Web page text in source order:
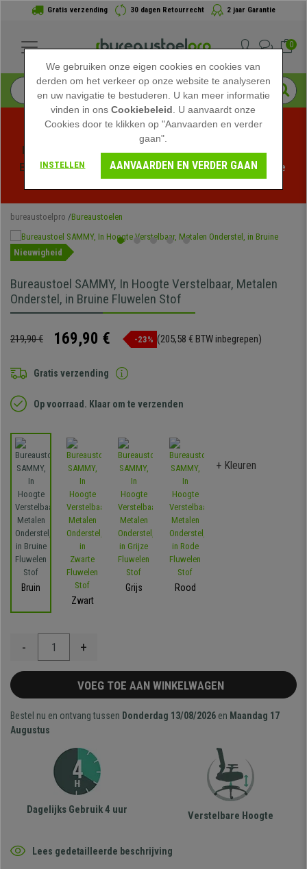
Gratis verzending 30 dagen Retourrecht 2 jaar Garantie
0
Profiteer van de Zomeruitverkoop bij bureaustoelpro!
Exclusieve kortingen voor een beperkte tijd - Bekijk de
bureaustoelpro Bureaustoelen
Nieuwigheid
Bureaustoel SAMMY, In Hoogte Verstelbaar, Metalen
Onderstel, in Bruine Fluwelen Stof
219,90 € 169,90 € -23% (205,58 € BTW inbegrepen)
Gratis verzending
Op voorraad. Klaar om te verzenden
Bruin
Zwart
Grijs Rood
+ Kleuren
- +
VOEG TOE AAN WINKELWAGEN
Bestel nu en ontvang tussen Donderdag 13/08/2026 en Maandag 17
Augustus
Dagelijks Gebruik 4 uur Verstelbare Hoogte
Lees gedetailleerde beschrijving
We gebruiken onze eigen cookies en cookies van
derden om het verkeer op onze website te analyseren
en uw navigatie te bestuderen. U kan meer informatie
vinden in onsCookiebeleid . U aanvaardt onze
Cookies door te klikken op "Aanvaarden en verder
gaan".
INSTELLEN AANVAARDEN EN VERDER GAAN